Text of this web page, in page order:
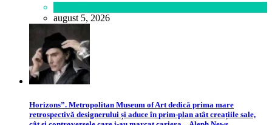
august 5, 2026
Horizons”. Metropolitan Museum of Art dedică prima mare
retrospectivă designerului și aduce în prim-plan atât creațiile sale,